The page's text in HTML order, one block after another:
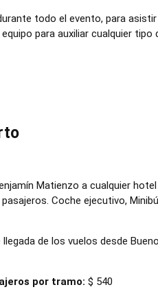
todo el evento, para
para auxiliar cualquier tipo
Matienzo a cualquier
Coche ejecutivo,
de los vuelos desde
por tramo: $ 540